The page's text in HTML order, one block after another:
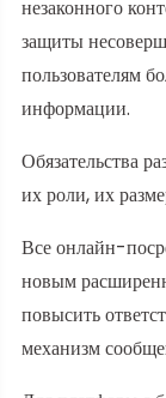
незаконного
защиты
пользователям
информации.
Обязательства
их роли, их
Все онлайн-
новым
повысить
механизм